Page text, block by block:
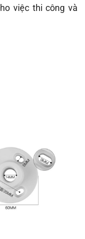
việc thi công và